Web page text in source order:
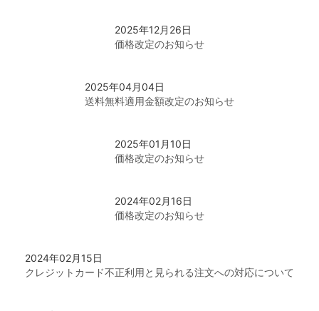
2025年12月26日
価格改定のお知らせ
2025年04月04日
送料無料適用金額改定のお知らせ
2025年01月10日
価格改定のお知らせ
2024年02月16日
価格改定のお知らせ
2024年02月15日
クレジットカード不正利用と見られる注文への対応について